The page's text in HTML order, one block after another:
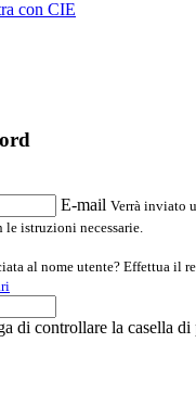
con CIE
E-mail Verrà inviato
istruzioni necessarie.
al nome utente? Effettua il
di controllare la casella di